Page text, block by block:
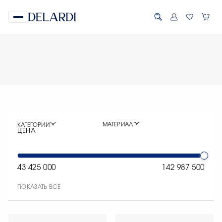
КАТЕГОРИИ МАТЕРИАЛ
ЦЕНА
43 425 000 142 987 500
ПОКАЗАТЬ ВСЕ